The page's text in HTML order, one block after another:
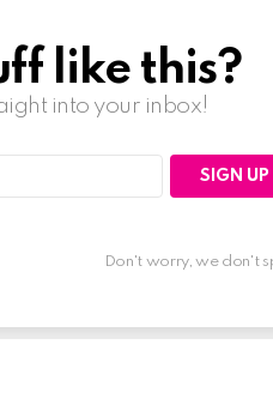
like this?
into your inbox!
Don't worry, we don't